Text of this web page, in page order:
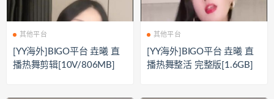
其他平台
[YY海外]BIGO平台 垚曦 直
播热舞剪辑[10V/806MB]
其他平台
[YY海外]BIGO平台 垚曦 直
播热舞整活 完整版[1.6GB]